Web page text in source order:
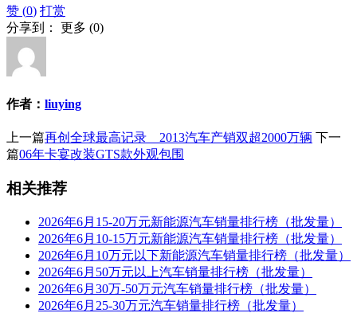
赞 (0) 打赏
分享到： 更多 (0)
作者： liuying
上一篇再创全球最高记录 2013汽车产销双超2000万辆 下一
篇06年卡宴改装GTS款外观包围
相关推荐
2026年6月15-20万元新能源汽车销量排行榜（批发量）
2026年6月10-15万元新能源汽车销量排行榜（批发量）
2026年6月10万元以下新能源汽车销量排行榜（批发量）
2026年6月50万元以上汽车销量排行榜（批发量）
2026年6月30万-50万元汽车销量排行榜（批发量）
2026年6月25-30万元汽车销量排行榜（批发量）